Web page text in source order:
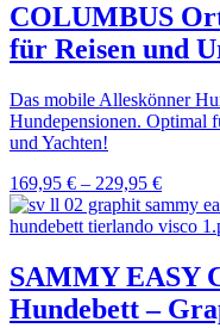
COLUMBUS
für Reisen und
Das mobile Alleskönner
Hundepensionen. Optimal
und Yachten!
169,95 € – 229,95 €
SAMMY EASY
Hundebett –